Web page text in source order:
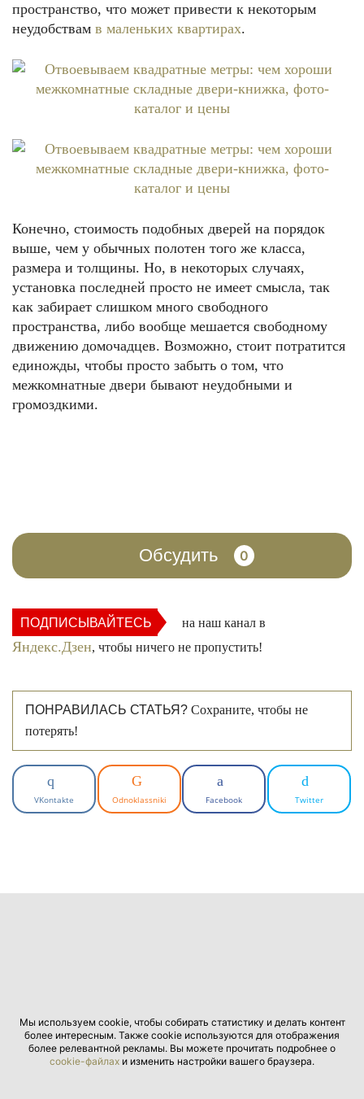
пространство, что может привести к некоторым
неудобствам в маленьких квартирах.
Конечно, стоимость подобных дверей на порядок
выше, чем у обычных полотен того же класса,
размера и толщины. Но, в некоторых случаях,
установка последней просто не имеет смысла, так
как забирает слишком много свободного
пространства, либо вообще мешается свободному
движению домочадцев. Возможно, стоит потратится
единожды, чтобы просто забыть о том, что
межкомнатные двери бывают неудобными и
громоздкими.
Обсудить 0
ПОДПИСЫВАЙТЕСЬ на наш канал в
Яндекс.Дзен, чтобы ничего не пропустить!
ПОНРАВИЛАСЬ СТАТЬЯ? Сохраните, чтобы не
потерять!
VKontakte Odnoklassniki Facebook Twitter
Мы используем cookie, чтобы собирать статистику и делать контент
более интересным. Также cookie используются для отображения
более релевантной рекламы. Вы можете прочитать подробнее о
cookie-файлах и изменить настройки вашего браузера.